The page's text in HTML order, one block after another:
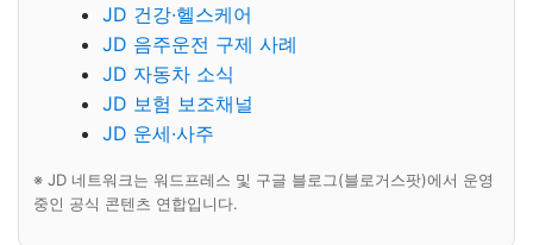
JD 건강·헬스케어
JD 음주운전 구제 사례
JD 자동차 소식
JD 보험 보조채널
JD 운세·사주
※ JD 네트워크는 워드프레스 및 구글 블로그(블로거스팟)에서 운영
중인 공식 콘텐츠 연합입니다.